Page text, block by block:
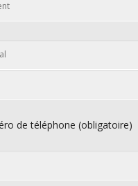
de téléphone (obligatoire)